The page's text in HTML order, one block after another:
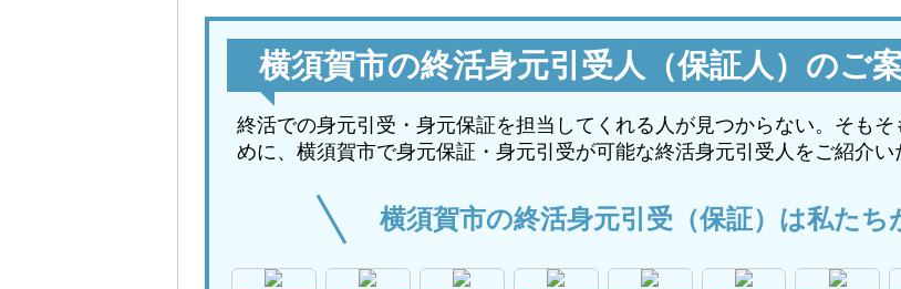
横須賀市の終活身元引受人（保証人）のご
終活での身元引受・身元保証を担当してくれる人が見つからない。そも
めに、横須賀市で身元保証・身元引受が可能な終活身元引受人をご紹介い
横須賀市の終活身元引受（保証）は私た